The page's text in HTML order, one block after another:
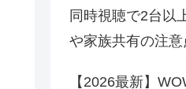
同時視聴で2台以
や家族共有の注意
【2026最新】